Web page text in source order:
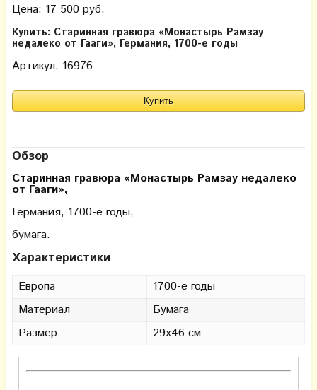
Цена: 17 500 руб.
Купить: Старинная гравюра «Монастырь Рамзау
недалеко от Гааги», Германия, 1700-е годы
Артикул: 16976
Обзор
Старинная гравюра «Монастырь Рамзау недалеко
от Гааги»,
Германия, 1700-е годы,
бумага.
Характеристики
Европа
1700-е годы
Материал
Бумага
Размер
29х46 см